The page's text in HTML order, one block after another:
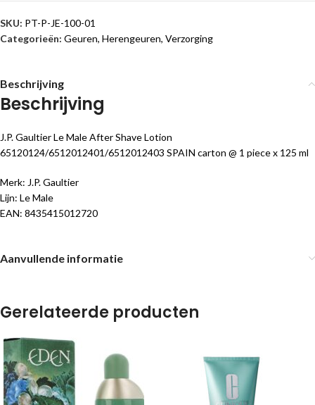
SKU: PT-P-JE-100-01
Categorieën: Geuren, Herengeuren, Verzorging
Beschrijving
Beschrijving
J.P. Gaultier Le Male After Shave Lotion
65120124/6512012401/6512012403 SPAIN carton @ 1 piece x 125 ml
Merk: J.P. Gaultier
Lijn: Le Male
EAN: 8435415012720
Aanvullende informatie
Gerelateerde producten